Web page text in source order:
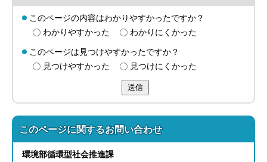
このページの内容はわかりやすかったですか？
わかりやすかった
わかりにくかった
このページは見つけやすかったですか？
見つけやすかった
見つけにくかった
送信
このページに関するお問い合わせ
環境部循環型社会推進課